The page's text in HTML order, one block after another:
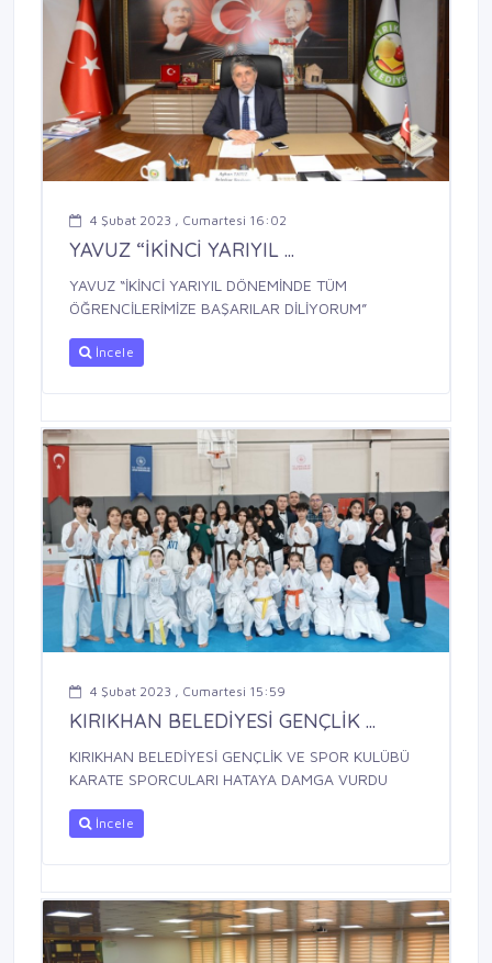
4 Şubat 2023 , Cumartesi 16:02
YAVUZ “İKİNCİ YARIYIL ...
YAVUZ “İKİNCİ YARIYIL DÖNEMİNDE TÜM
ÖĞRENCİLERİMİZE BAŞARILAR DİLİYORUM”
İncele
4 Şubat 2023 , Cumartesi 15:59
KIRIKHAN BELEDİYESİ GENÇLİK ...
KIRIKHAN BELEDİYESİ GENÇLİK VE SPOR KULÜBÜ
KARATE SPORCULARI HATAYA DAMGA VURDU
İncele